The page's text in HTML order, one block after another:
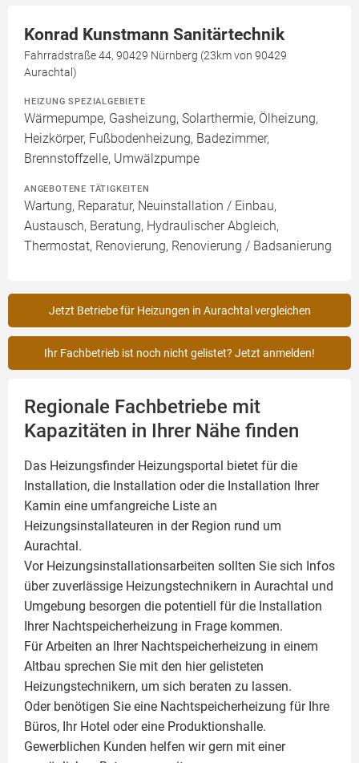
Konrad Kunstmann Sanitärtechnik
Fahrradstraße 44, 90429 Nürnberg (23km von 90429
Aurachtal)
HEIZUNG SPEZIALGEBIETE
Wärmepumpe, Gasheizung, Solarthermie, Ölheizung,
Heizkörper, Fußbodenheizung, Badezimmer,
Brennstoffzelle, Umwälzpumpe
ANGEBOTENE TÄTIGKEITEN
Wartung, Reparatur, Neuinstallation / Einbau,
Austausch, Beratung, Hydraulischer Abgleich,
Thermostat, Renovierung, Renovierung / Badsanierung
Jetzt Betriebe für Heizungen in Aurachtal vergleichen
Ihr Fachbetrieb ist noch nicht gelistet? Jetzt anmelden!
Regionale Fachbetriebe mit
Kapazitäten in Ihrer Nähe finden
Das Heizungsfinder Heizungsportal bietet für die
Installation, die Installation oder die Installation Ihrer
Kamin eine umfangreiche Liste an
Heizungsinstallateuren in der Region rund um
Aurachtal.
Vor Heizungsinstallationsarbeiten sollten Sie sich Infos
über zuverlässige Heizungstechnikern in Aurachtal und
Umgebung besorgen die potentiell für die Installation
Ihrer Nachtspeicherheizung in Frage kommen.
Für Arbeiten an Ihrer Nachtspeicherheizung in einem
Altbau sprechen Sie mit den hier gelisteten
Heizungstechnikern, um sich beraten zu lassen.
Oder benötigen Sie eine Nachtspeicherheizung für Ihre
Büros, Ihr Hotel oder eine Produktionshalle.
Gewerblichen Kunden helfen wir gern mit einer